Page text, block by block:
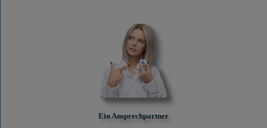
Ein Ansprechpartner